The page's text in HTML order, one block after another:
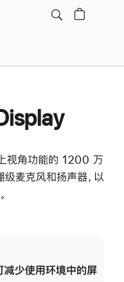
视角功能的 1200 万
麦克风和扬声器，以
减少使用环境中的屏